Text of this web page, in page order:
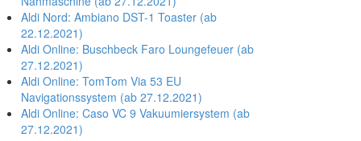
Aldi Nord: Ambiano DST-1 Toaster (ab
22.12.2021)
Aldi Online: Buschbeck Faro Loungefeuer (ab
27.12.2021)
Aldi Online: TomTom Via 53 EU
Navigationssystem (ab 27.12.2021)
Aldi Online: Caso VC 9 Vakuumiersystem (ab
27.12.2021)